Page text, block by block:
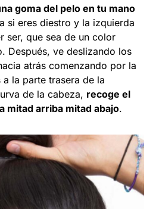
goma del pelo en tu mano
si eres diestro y la izquierda
ser, que sea de un color
Después, ve deslizando los
atrás comenzando por la
la parte trasera de la
de la cabeza, recoge el
mitad arriba mitad abajo.